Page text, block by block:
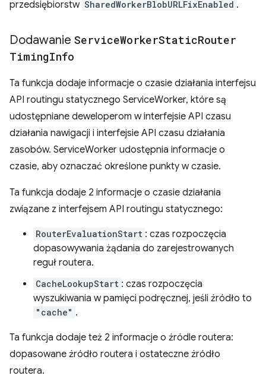
przedsiębiorstw SharedWorkerBlobURLFixEnabled .
Dodawanie ServiceWorkerStaticRouter
TimingInfo
Ta funkcja dodaje informacje o czasie działania interfejsu
API routingu statycznego ServiceWorker, które są
udostępniane deweloperom w interfejsie API czasu
działania nawigacji i interfejsie API czasu działania
zasobów. ServiceWorker udostępnia informacje o
czasie, aby oznaczać określone punkty w czasie.
Ta funkcja dodaje 2 informacje o czasie działania
związane z interfejsem API routingu statycznego:
RouterEvaluationStart : czas rozpoczęcia
dopasowywania żądania do zarejestrowanych
reguł routera.
CacheLookupStart : czas rozpoczęcia
wyszukiwania w pamięci podręcznej, jeśli źródło to
"cache" .
Ta funkcja dodaje też 2 informacje o źródle routera:
dopasowane źródło routera i ostateczne źródło
routera.